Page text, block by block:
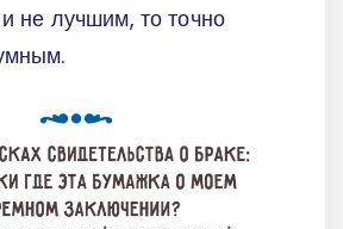
не лучшим, то точно